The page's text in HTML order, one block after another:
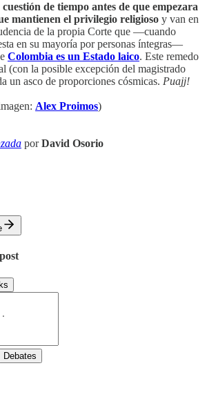
cuestión de tiempo antes de que empezara
mantienen el privilegio religioso y van en
de la propia Corte que —cuando
en su mayoría por personas íntegras—
Colombia es un Estado laico. Este remedo
(con la posible excepción del magistrado
un asco de proporciones cósmicas. Puajj!
Alex Proimos)
porDavid Osorio
Debates